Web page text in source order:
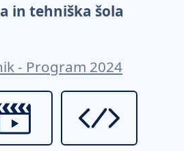
in tehniška šola
- Program 2024